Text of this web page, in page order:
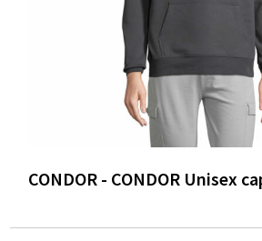
CONDOR - CONDOR Unisex